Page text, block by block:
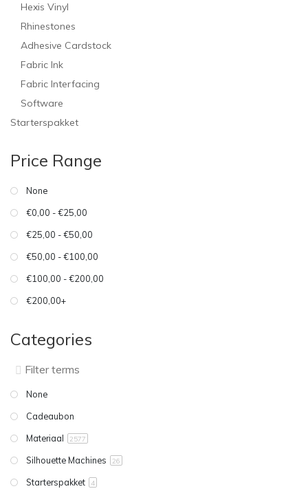
Hexis Vinyl
Rhinestones
Adhesive Cardstock
Fabric Ink
Fabric Interfacing
Software
Starterspakket
Price Range
None
€0,00 - €25,00
€25,00 - €50,00
€50,00 - €100,00
€100,00 - €200,00
€200,00+
Categories
None
Cadeaubon
Materiaal
2577
Silhouette Machines 26
Starterspakket 4